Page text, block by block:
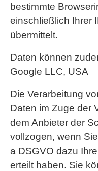
bestimmte
einschließlich Ihrer
übermittelt.
Daten können
Google LLC, USA
Die Verarbeitung
Daten im Zuge der
dem Anbieter der
vollzogen, wenn
a DSGVO dazu
erteilt haben. Sie